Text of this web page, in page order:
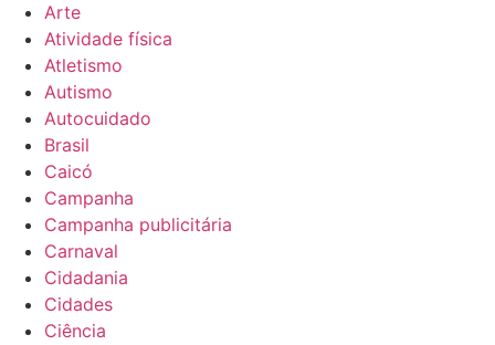
Arte
Atividade física
Atletismo
Autismo
Autocuidado
Brasil
Caicó
Campanha
Campanha publicitária
Carnaval
Cidadania
Cidades
Ciência